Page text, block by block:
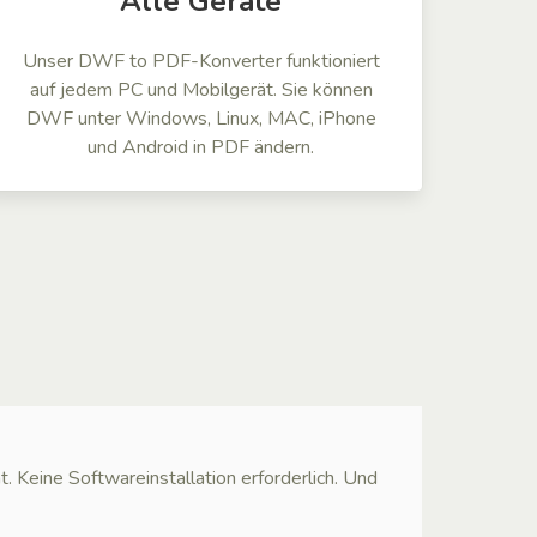
Unser DWF to PDF-Konverter funktioniert
auf jedem PC und Mobilgerät. Sie können
DWF unter Windows, Linux, MAC, iPhone
und Android in PDF ändern.
Keine Softwareinstallation erforderlich. Und